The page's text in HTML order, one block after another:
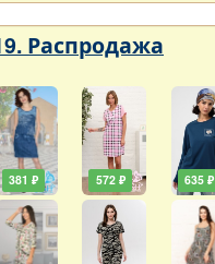
Распродажа
381 ₽ 572 ₽ 635 ₽